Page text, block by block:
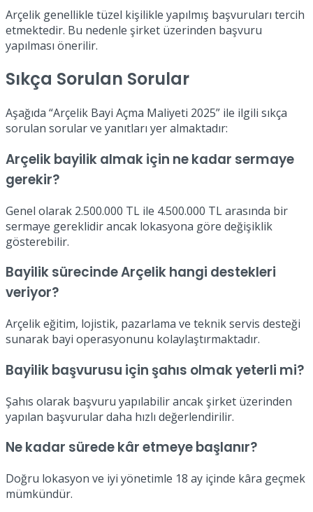
Arçelik genellikle tüzel kişilikle yapılmış başvuruları tercih
etmektedir. Bu nedenle şirket üzerinden başvuru
yapılması önerilir.
Sıkça Sorulan Sorular
Aşağıda “Arçelik Bayi Açma Maliyeti 2025” ile ilgili sıkça
sorulan sorular ve yanıtları yer almaktadır:
Arçelik bayilik almak için ne kadar sermaye
gerekir?
Genel olarak 2.500.000 TL ile 4.500.000 TL arasında bir
sermaye gereklidir ancak lokasyona göre değişiklik
gösterebilir.
Bayilik sürecinde Arçelik hangi destekleri
veriyor?
Arçelik eğitim, lojistik, pazarlama ve teknik servis desteği
sunarak bayi operasyonunu kolaylaştırmaktadır.
Bayilik başvurusu için şahıs olmak yeterli mi?
Şahıs olarak başvuru yapılabilir ancak şirket üzerinden
yapılan başvurular daha hızlı değerlendirilir.
Ne kadar sürede kâr etmeye başlanır?
Doğru lokasyon ve iyi yönetimle 18 ay içinde kâra geçmek
mümkündür.